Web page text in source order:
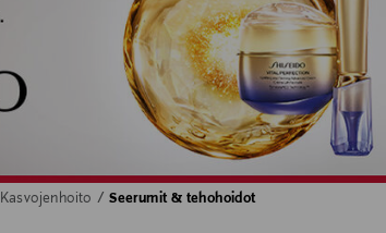
Kasvojenhoito Seerumit & tehohoidot